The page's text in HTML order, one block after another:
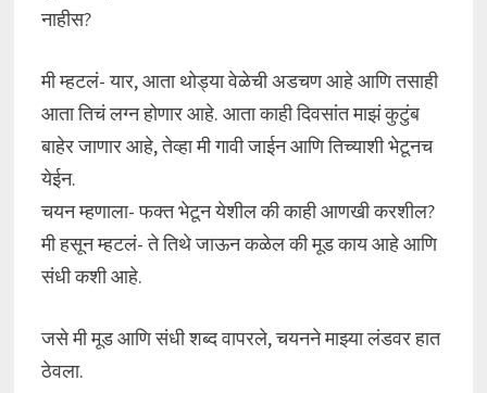
नाहीस?
मी म्हटलं- यार, आता थोड्या वेळेची अडचण आहे आणि तसाही
आता तिचं लग्न होणार आहे. आता काही दिवसांत माझं कुटुंब
बाहेर जाणार आहे, तेव्हा मी गावी जाईन आणि तिच्याशी भेटूनच
येईन.
चयन म्हणाला- फक्त भेटून येशील की काही आणखी करशील?
मी हसून म्हटलं- ते तिथे जाऊन कळेल की मूड काय आहे आणि
संधी कशी आहे.
जसे मी मूड आणि संधी शब्द वापरले, चयनने माझ्या लंडवर हात
ठेवला.